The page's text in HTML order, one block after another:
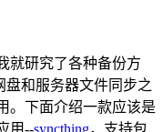
就研究了各种备份方
盘和服务器文件同步之
。下面介绍一款应该是
用--syncthing，支持包